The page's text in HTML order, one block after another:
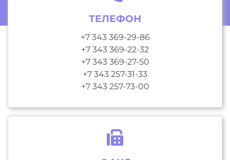
ТЕЛЕФОН
+7 343 369-29-86
+7 343 369-22-32
+7 343 369-27-50
+7 343 257-31-33
+7 343 257-73-00